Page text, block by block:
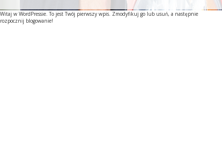
Witaj w WordPressie. To jest Twój pierwszy wpis. Zmodyfikuj go lub usuń, a następnie
rozpocznij blogowanie!